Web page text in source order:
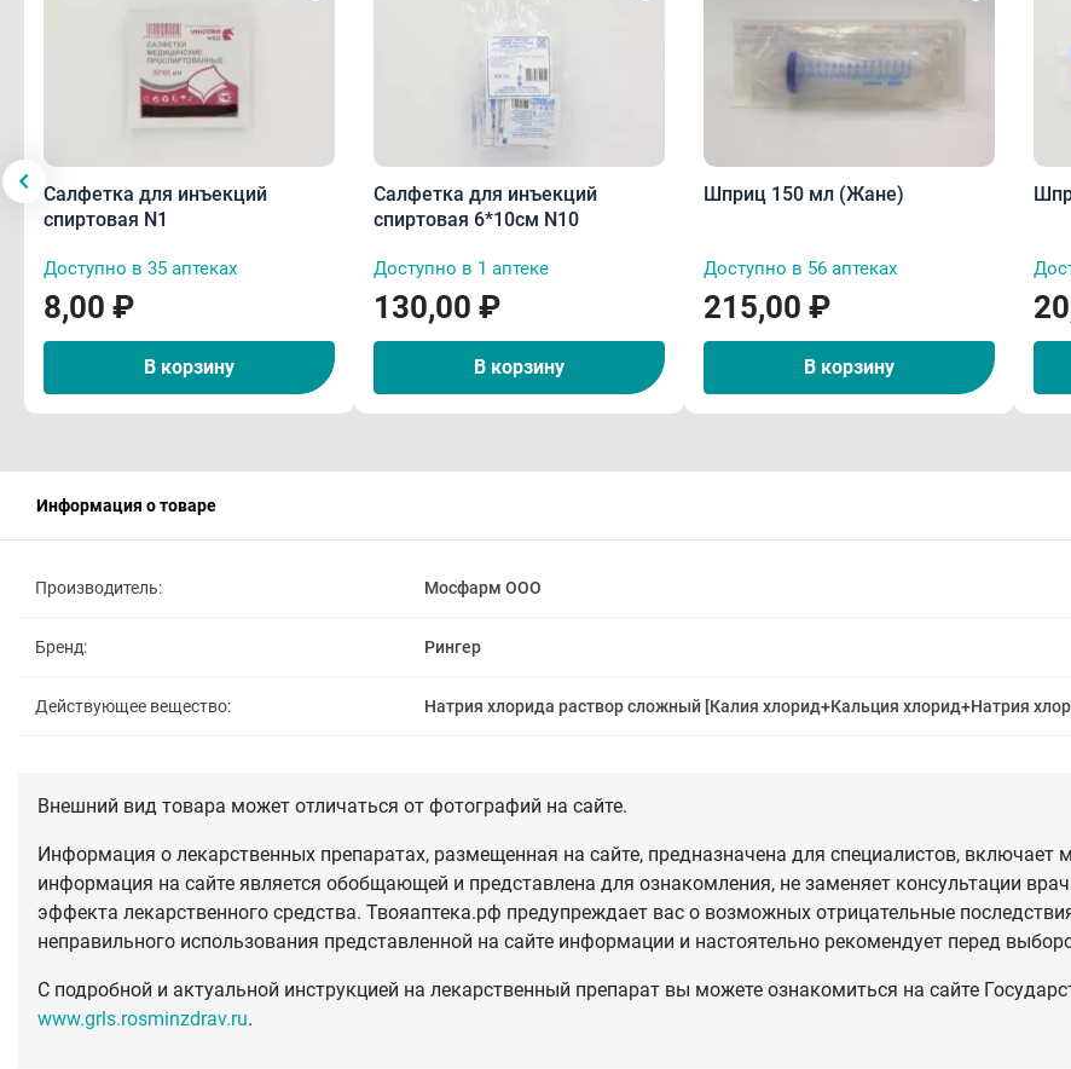
Салфетка для инъекций
спиртовая N1
Доступно в 35 аптеках
8,00 ₽
В корзину
Салфетка для инъекций
спиртовая 6*10см N10
Доступно в 1 аптеке
130,00 ₽
В корзину
Шприц 150 мл (Жане)
Доступно в 56 аптеках
215,00 ₽
В корзину
Информация о товаре
Производитель: Мосфарм ООО
Бренд: Рингер
Действующее вещество: Натрия хлорида раствор сложный [Калия хлорид+Кальция хлорид+Натрия
Внешний вид товара может отличаться от фотографий на сайте.
Информация о лекарственных препаратах, размещенная на сайте, предназначена для специалистов,
информация на сайте является обобщающей и представлена для ознакомления, не заменяет консультации
эффекта лекарственного средства. Твояаптека.рф предупреждает вас о возможных отрицательные
неправильного использования представленной на сайте информации и настоятельно рекомендует перед
С подробной и актуальной инструкцией на лекарственный препарат вы можете ознакомиться на сайте
www.grls.rosminzdrav.ru.